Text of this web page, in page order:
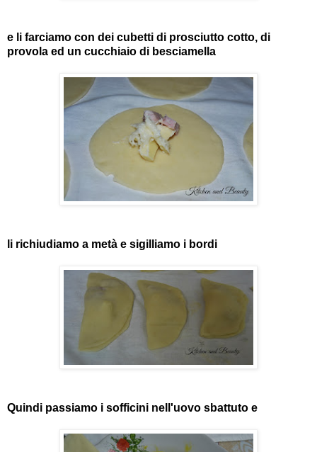
e li farciamo con dei cubetti di prosciutto cotto, di
provola ed un cucchiaio di besciamella
li richiudiamo a metà e sigilliamo i bordi
Quindi passiamo i sofficini nell'uovo sbattuto e